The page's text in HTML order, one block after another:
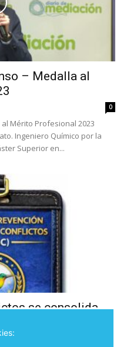
– Medalla al
0
Mérito Profesional 2023
Ingeniero Químico por la
Superior en...
se consolida